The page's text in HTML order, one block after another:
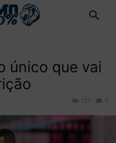
único que vai
0
127